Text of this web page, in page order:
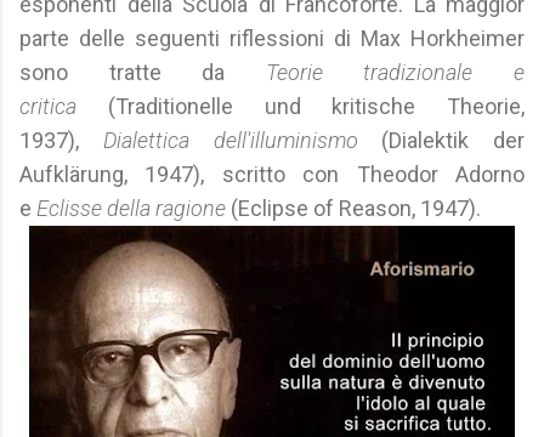
parte delle seguenti riflessioni di Max Horkheimer
sono tratte da Teorie tradizionale e
critica (Traditionelle und kritische Theorie,
1937), Dialettica dell'illuminismo (Dialektik der
Aufklärung, 1947), scritto con Theodor Adorno
e Eclisse della ragione (Eclipse of Reason, 1947).